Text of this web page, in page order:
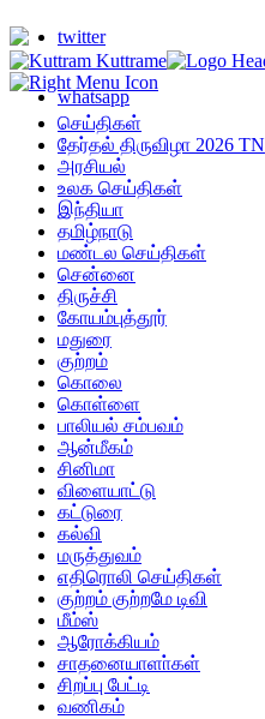
twitter
whatsapp
செய்திகள்
தேர்தல் திருவிழா 2026 TN
அரசியல்
உலக செய்திகள்
இந்தியா
தமிழ்நாடு
மண்டல செய்திகள்
சென்னை
திருச்சி
கோயம்புத்தூர்
மதுரை
குற்றம்
கொலை
கொள்ளை
பாலியல் சம்பவம்
ஆன்மீகம்
சினிமா
விளையாட்டு
கட்டுரை
கல்வி
மருத்துவம்
எதிரொலி செய்திகள்
குற்றம் குற்றமே டிவி
மீம்ஸ்
ஆரோக்கியம்
சாதனையாளா்கள்
சிறப்பு பேட்டி
வணிகம்